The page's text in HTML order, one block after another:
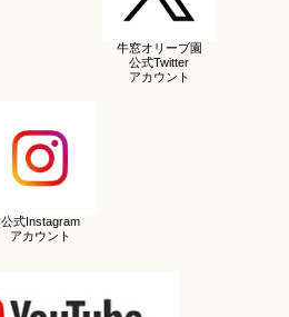
牛窓オリーブ園
公式Twitter
アカウント
公式Instagram
アカウント